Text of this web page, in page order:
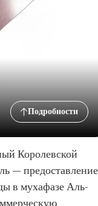
Подробности
Королевской
— предоставление
в мухафазе Аль-